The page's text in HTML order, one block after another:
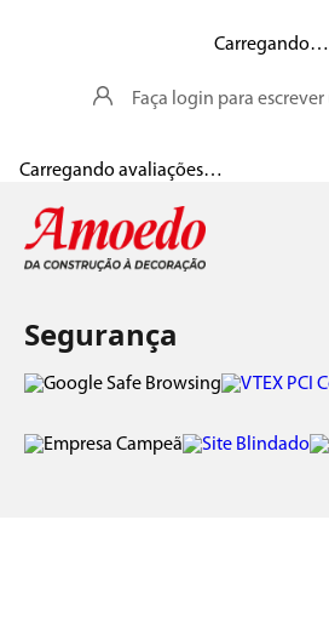
Carregando…
Faça login para
Carregando avaliações…
Segurança